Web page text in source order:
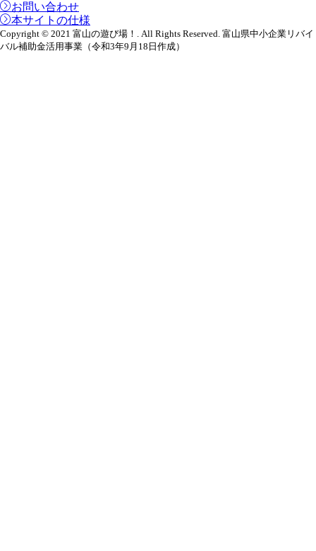
お問い合わせ
本サイトの仕様
Copyright © 2021 富山の遊び場！. All Rights Reserved. 富山県中小企業リバイ
バル補助金活用事業（令和3年9月18日作成）